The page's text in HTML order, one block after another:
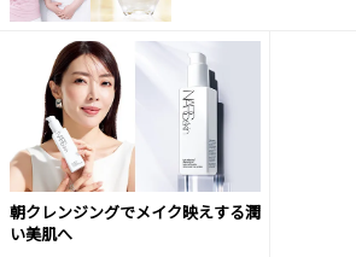
朝クレンジングでメイク映えする潤
い美肌へ